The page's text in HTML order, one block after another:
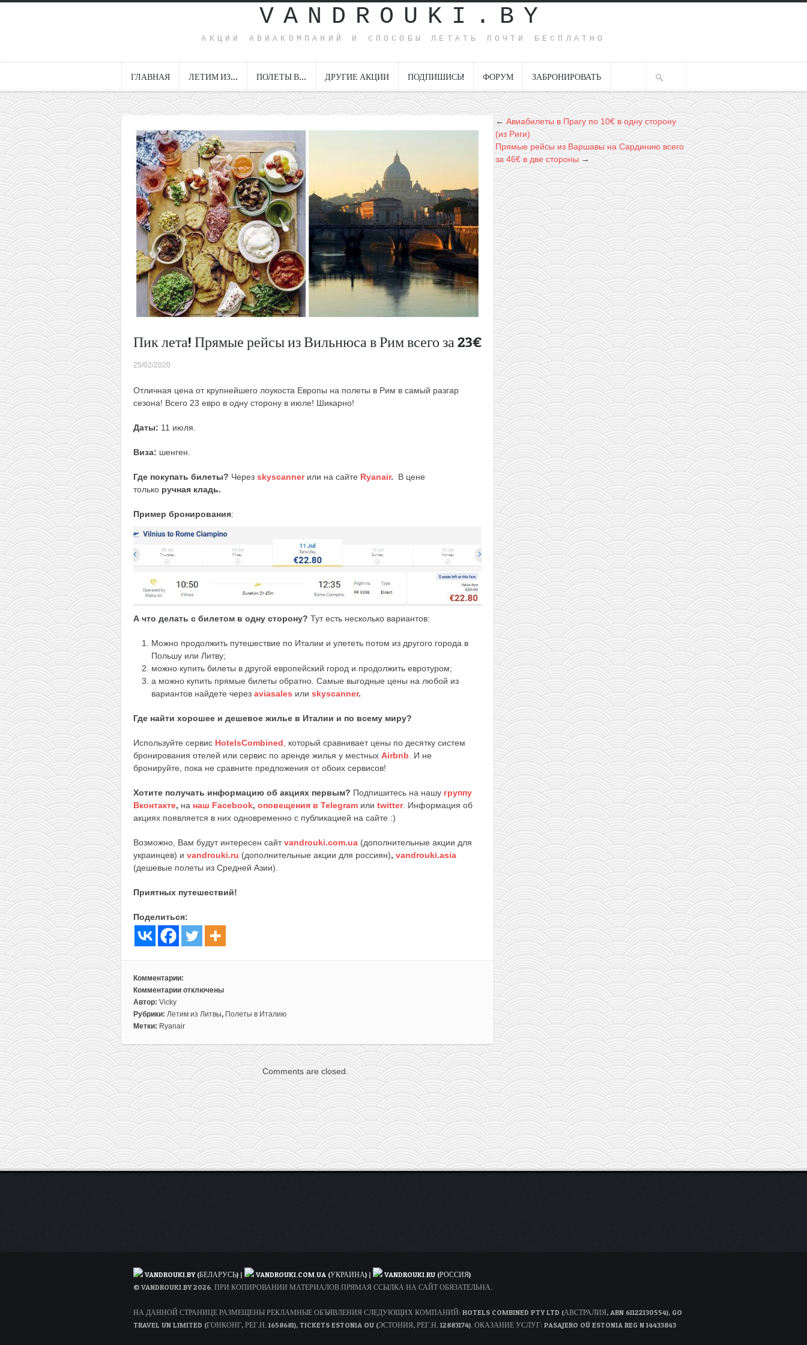
VANDROUKI.BY
АКЦИИ АВИАКОМПАНИЙ И СПОСОБЫ ЛЕТАТЬ ПОЧТИ БЕСПЛАТНО
ГЛАВНАЯ ЛЕТИМ ИЗ… ПОЛЕТЫ В… ДРУГИЕ АКЦИИ ПОДПИШИСЬ! ФОРУМ ЗАБРОНИРОВАТЬ
Пик лета! Прямые рейсы из Вильнюса в Рим всего за 23€
25/02/2020
Отличная цена от крупнейшего лоукоста Европы на полеты в Рим в самый разгар
сезона! Всего 23 евро в одну сторону в июле! Шикарно!
Даты: 11 июля.
Виза: шенген.
Где покупать билеты? Через skyscanner или на сайте Ryanair.
В цене
только ручная кладь.
Пример бронирования:
А что делать с билетом в одну сторону? Тут есть несколько вариантов:
Можно продолжить путешествие по Италии и улететь потом из другого города в
Польшу или Литву;
можно купить билеты в другой европейский город и продолжить евротуром;
а можно купить прямые билеты обратно. Самые выгодные цены на любой из
вариантов найдете через aviasales или skyscanner.
Где найти хорошее и дешевое жилье в Италии и по всему миру?
Используйте сервис HotelsCombined , который сравнивает цены по десятку систем
бронирования отелей или сервис по аренде жилья у местных Airbnb . И не
бронируйте, пока не сравните предложения от обоих сервисов!
Хотите получать информацию об акциях первым? Подпишитесь на нашу группу
Вконтакте, на наш Facebook, оповещения в Telegram или twitter. Информация об
акциях появляется в них одновременно с публикацией на сайте :)
Возможно, Вам будут интересен сайтvandrouki.com.ua (дополнительные акции для
украинцев) и vandrouki.ru (дополнительные акции для россиян), vandrouki.asia
(дешевые полеты из Средней Азии).
Приятных путешествий!
Поделиться:
Комментарии:
Комментарии
к
записи
Пик
рейсы
из
Вильнюса
Рим
всего
отключены
Автор: Vicky
Рубрики: Летим из Литвы, Полеты в Италию
Метки: Ryanair
Comments are closed.
←Авиабилеты в Прагу по 10€ в одну сторону
(из Риги)
Прямые рейсы из Варшавы на Сардинию всего
за 46€ в две стороны →
VANDROUKI.BY (БЕЛАРУСЬ) | VANDROUKI.COM.UA (УКРАИНА) |
VANDROUKI.RU (РОССИЯ)
© VANDROUKI.BY 2026. ПРИ КОПИРОВАНИИ МАТЕРИАЛОВ ПРЯМАЯ ССЫЛКА НА САЙТ ОБЯЗАТЕЛЬНА.
НА ДАННОЙ СТРАНИЦЕ РАЗМЕЩЕНЫ РЕКЛАМНЫЕ ОБЪЯВЛЕНИЯ СЛЕДУЮЩИХ КОМПАНИЙ: HOTELS COMBINED PTY LTD (АВСТРАЛИЯ, ABN 61122130554), GO
TRAVEL UN LIMITED (ГОНКОНГ, РЕГ.Н. 1658681), TICKETS ESTONIA OU (ЭСТОНИЯ, РЕГ.Н. 12883174). ОКАЗАНИЕ УСЛУГ: PASAJERO OÜ ESTONIA REG N 14433843